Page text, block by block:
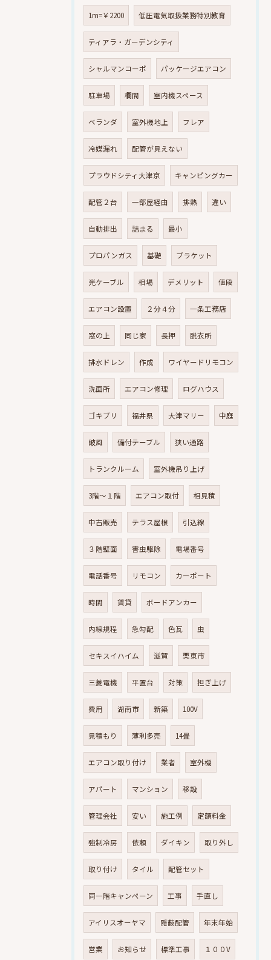
1m=￥2200 低圧電気取扱業務特別教育
ティアラ・ガーデンシティ
シャルマンコーポ パッケージエアコン
駐車場 欄間 室内機スペース
ベランダ 室外機地上 フレア
冷媒漏れ 配管が見えない
プラウドシティ大津京 キャンピングカー
配管２台 一部屋経由 排熱 違い
自動排出 詰まる 最小
プロパンガス 基礎 ブラケット
光ケーブル 相場 デメリット 値段
エアコン設置 ２分４分 一条工務店
窓の上 同じ家 長押 脱衣所
排水ドレン 作成 ワイヤードリモコン
洗面所 エアコン修理 ログハウス
ゴキブリ 福井県 大津マリー 中庭
破風 備付テーブル 狭い通路
トランクルーム 室外機吊り上げ
3階～１階 エアコン取付 相見積
中古販売 テラス屋根 引込線
３階壁面 害虫駆除 電場番号
電話番号 リモコン カーポート
時間 賃貸 ボードアンカー
内線規程 急勾配 色瓦 虫
セキスイハイム 滋賀 栗東市
三菱電機 平置台 対策 担ぎ上げ
費用 湖南市 新築 100V
見積もり 薄利多売 14畳
エアコン取り付け 業者 室外機
アパート マンション 移設
管理会社 安い 施工例 定額料金
強制冷房 依頼 ダイキン 取り外し
取り付け タイル 配管セット
同一階キャンペーン 工事 手直し
アイリスオーヤマ 隠蔽配管 年末年始
営業 お知らせ 標準工事 １００V